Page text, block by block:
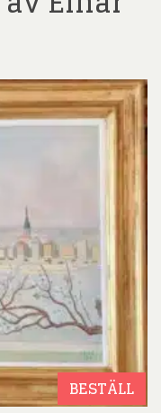
BESTÄLL